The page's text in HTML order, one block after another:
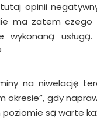
opinii
ma zatem czego
wykonaną
na niwelację
okresie”, gdy
poziomie są warte